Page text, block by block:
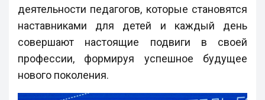
деятельности педагогов, которые становятся
наставниками для детей и каждый день
совершают настоящие подвиги в своей
профессии, формируя успешное будущее
нового поколения.